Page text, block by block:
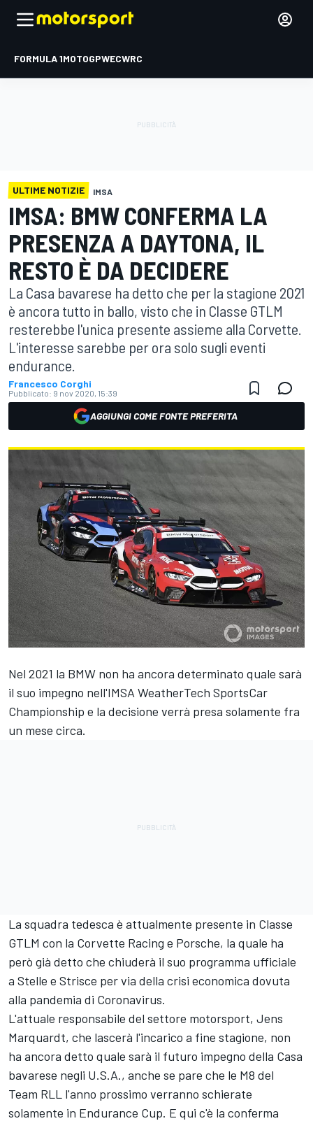
FORMULA 1MOTOGPWECWRC
ULTIME NOTIZIE IMSA
IMSA: BMW CONFERMA LA
PRESENZA A DAYTONA, IL
RESTO È DA DECIDERE
La Casa bavarese ha detto che per la stagione 2021
è ancora tutto in ballo, visto che in Classe GTLM
resterebbe l'unica presente assieme alla Corvette.
L'interesse sarebbe per ora solo sugli eventi
endurance.
Francesco Corghi
Pubblicato: 9 nov 2020, 15:39
AGGIUNGI COME FONTE PREFERITA
Nel 2021 la BMW non ha ancora determinato quale sarà
il suo impegno nell'IMSA WeatherTech SportsCar
Championship e la decisione verrà presa solamente fra
un mese circa.
La squadra tedesca è attualmente presente in Classe
GTLM con la Corvette Racing e Porsche, la quale ha
però già detto che chiuderà il suo programma ufficiale
a Stelle e Strisce per via della crisi economica dovuta
alla pandemia di Coronavirus.
L'attuale responsabile del settore motorsport, Jens
Marquardt, che lascerà l'incarico a fine stagione, non
ha ancora detto quale sarà il futuro impegno della Casa
bavarese negli U.S.A., anche se pare che le M8 del
Team RLL l'anno prossimo verranno schierate
solamente in Endurance Cup. E qui c'è la conferma